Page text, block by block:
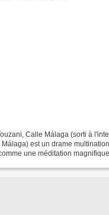
Calle Málaga (sorti à
est un drame
une méditation